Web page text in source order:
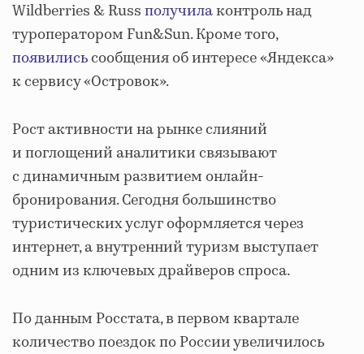
Wildberries & Russполучилаконтроль над
туроператором Fun&Sun. Кроме того,
появилисьсообщения об интересе «Яндекса»
к сервису «Островок».
Рост активности на рынке слияний
и поглощений аналитики связывают
с динамичным развитием онлайн‐
бронирования. Сегодня большинство
туристических услуг оформляется через
интернет, а внутренний туризм выступает
одним из ключевых драйверов спроса.
По данным Росстата, в первом квартале
количество поездок по России увеличилось